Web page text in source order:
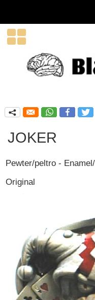

q
JOKER
Pewter/peltro -
Original